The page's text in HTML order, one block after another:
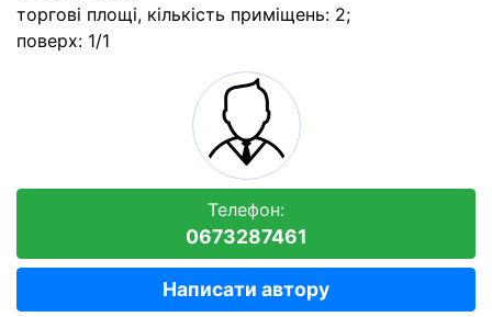
торгові площі, кількість приміщень: 2;
поверх: 1/1
Телефон:
0673287461
Написати автору